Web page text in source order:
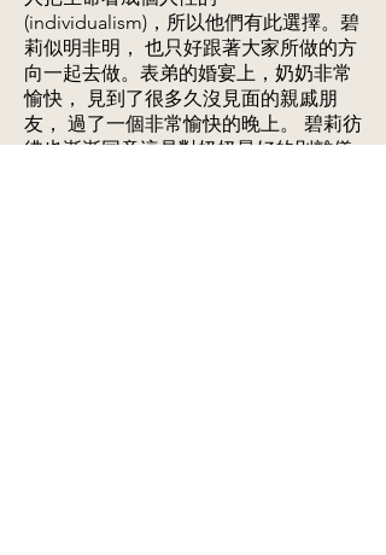
(individualism)，所以他們有此選擇。碧
莉似明非明， 也只好跟著大家所做的方
向一起去做。表弟的婚宴上，奶奶非常
愉快， 見到了很多久沒見面的親戚朋
友， 過了一個非常愉快的晚上。 碧莉彷
彿也漸漸同意這是對奶奶最好的別離儀